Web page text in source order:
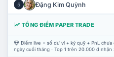
5 Đặng Kim Quỳnh
TỔNG ĐIỂM PAPER TRADE
Điểm live = số dư ví + ký quỹ + PnL chưa
ngày cuối tháng · Top 1 trên 20.000 đ nhận